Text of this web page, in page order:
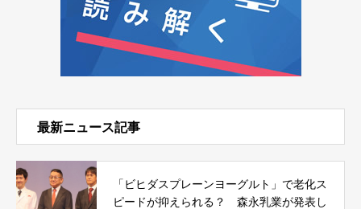
最新ニュース記事
「ビヒダスプレーンヨーグルト」で老化ス
ピードが抑えられる？ 森永乳業が発表し